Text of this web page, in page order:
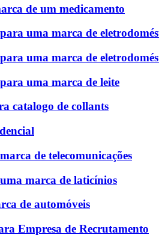
de um medicamento
uma marca de
uma marca de
uma marca de leite
catalogo de collants
de telecomunicações
marca de laticínios
de automóveis
Empresa de Recrutamento